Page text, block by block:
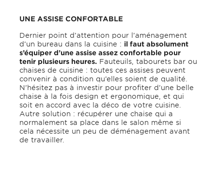
UNE ASSISE CONFORTABLE
Dernier point d’attention pour l’aménagement
d’un bureau dans la cuisine : il faut absolument
s’équiper d’une assise assez confortable pour
tenir plusieurs heures. Fauteuils, tabourets bar ou
chaises de cuisine : toutes ces assises peuvent
convenir à condition qu’elles soient de qualité.
N’hésitez pas à investir pour profiter d’une belle
chaise à la fois design et ergonomique, et qui
soit en accord avec la déco de votre cuisine.
Autre solution : récupérer une chaise qui a
normalement sa place dans le salon même si
cela nécessite un peu de déménagement avant
de travailler.